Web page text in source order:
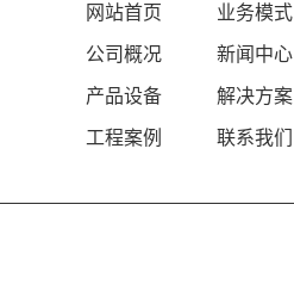
网站首页 业务模式
公司概况 新闻中心
产品设备 解决方案
工程案例 联系我们